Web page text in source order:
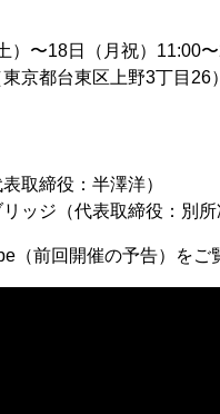
）〜18日（月祝）11:00
京都台東区上野3丁目26）
取締役：半澤洋）
ッジ（代表取締役：別所
前回開催の予告）をご